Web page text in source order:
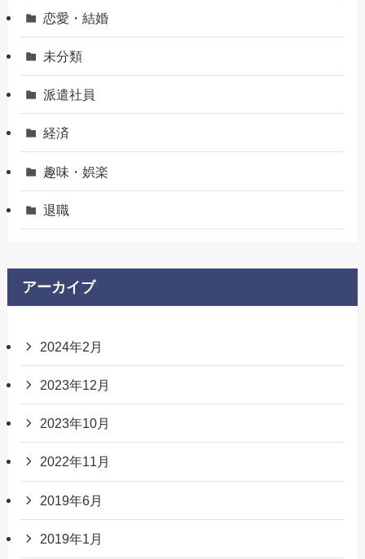
恋愛・結婚
未分類
派遣社員
経済
趣味・娯楽
退職
アーカイブ
2024年2月
2023年12月
2023年10月
2022年11月
2019年6月
2019年1月